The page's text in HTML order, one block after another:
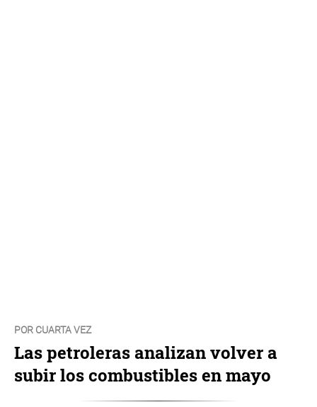
POR CUARTA VEZ
Las petroleras analizan volver a
subir los combustibles en mayo